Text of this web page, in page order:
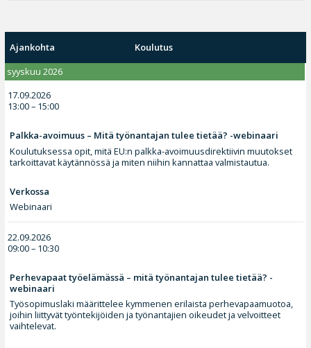
Ajankohta
Koulutus
syyskuu 2026
17.09.2026
13:00 – 15:00
Palkka-avoimuus – Mitä työnantajan tulee tietää? -webinaari
Koulutuksessa opit, mitä EU:n palkka-avoimuusdirektiivin muutokset
tarkoittavat käytännössä ja miten niihin kannattaa valmistautua.
Verkossa
Webinaari
22.09.2026
09:00 – 10:30
Perhevapaat työelämässä – mitä työnantajan tulee tietää? -
webinaari
Työsopimuslaki määrittelee kymmenen erilaista perhevapaamuotoa,
joihin liittyvät työntekijöiden ja työnantajien oikeudet ja velvoitteet
vaihtelevat.